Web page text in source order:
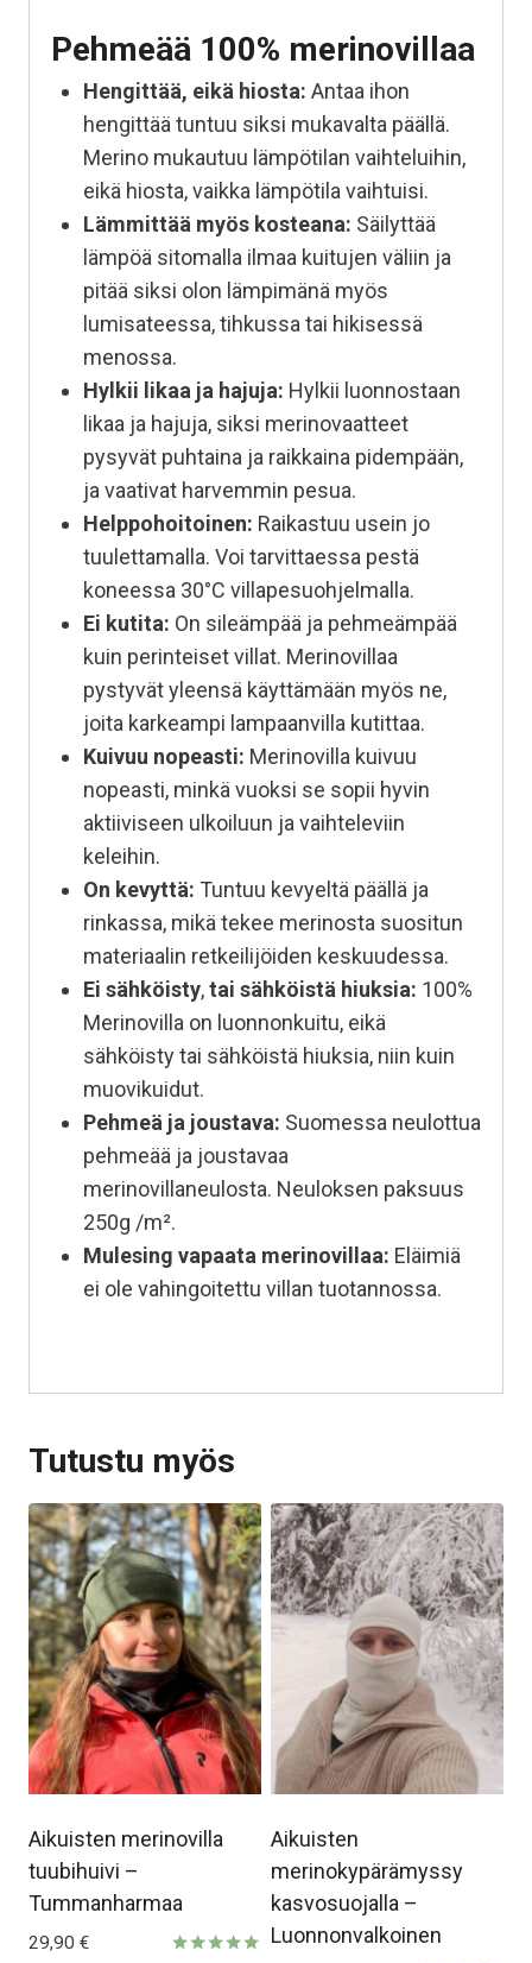
Pehmeää 100% merinovillaa
Hengittää, eikä hiosta: Antaa ihon
hengittää tuntuu siksi mukavalta päällä.
Merino mukautuu lämpötilan vaihteluihin,
eikä hiosta, vaikka lämpötila vaihtuisi.
Lämmittää myös kosteana: Säilyttää
lämpöä sitomalla ilmaa kuitujen väliin ja
pitää siksi olon lämpimänä myös
lumisateessa, tihkussa tai hikisessä
menossa.
Hylkii likaa ja hajuja: Hylkii luonnostaan
likaa ja hajuja, siksi merinovaatteet
pysyvät puhtaina ja raikkaina pidempään,
ja vaativat harvemmin pesua.
Helppohoitoinen: Raikastuu usein jo
tuulettamalla. Voi tarvittaessa pestä
koneessa 30°C villapesuohjelmalla.
Ei kutita: On sileämpää ja pehmeämpää
kuin perinteiset villat. Merinovillaa
pystyvät yleensä käyttämään myös ne,
joita karkeampi lampaanvilla kutittaa.
Kuivuu nopeasti: Merinovilla kuivuu
nopeasti, minkä vuoksi se sopii hyvin
aktiiviseen ulkoiluun ja vaihteleviin
keleihin.
On kevyttä: Tuntuu kevyeltä päällä ja
rinkassa, mikä tekee merinosta suositun
materiaalin retkeilijöiden keskuudessa.
Ei sähköisty,tai sähköistä hiuksia: 100%
Merinovilla on luonnonkuitu, eikä
sähköisty tai sähköistä hiuksia, niin kuin
muovikuidut.
Pehmeä ja joustava: Suomessa neulottua
pehmeää ja joustavaa
merinovillaneulosta. Neuloksen paksuus
250g /m².
Mulesing vapaata merinovillaa: Eläimiä
ei ole vahingoitettu villan tuotannossa.
Tutustu myös
Aikuisten merinovilla
tuubihuivi –
Tummanharmaa
29,90 €
Aikuisten
merinokypärämyssy
kasvosuojalla –
Luonnonvalkoinen